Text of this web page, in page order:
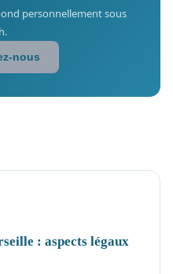
personnellement sous
nous
: aspects légaux